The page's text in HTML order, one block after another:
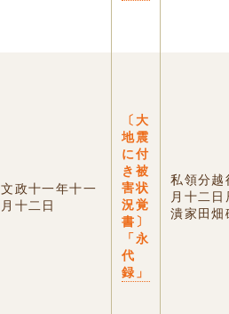
文政十一年十一
月十二日
〔大
地震
に付
き被
害状
況覚
書〕
「永
代
録」
私領分越
月十二
潰家田